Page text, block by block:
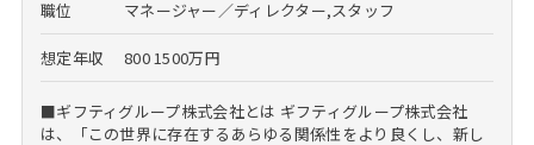
職位 マネージャー／ディレクター,スタッフ
想定年収 800 1500万円
■ギフティグループ株式会社とは ギフティグループ株式会社
は、「この世界に存在するあらゆる関係性をより良くし、新し